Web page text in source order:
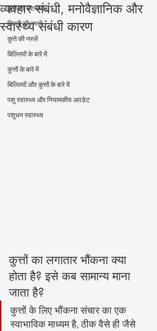
कुत्ते का स्वास्थ्य
बिल्ली की नस्लें
कुत्ते की नस्लें
बिल्लियों के बारे में
कुत्तों के बारे में
बिल्लियों और कुत्तों के बारे में
पशु स्वास्थ्य और नियामकीय अपडेट
पशुधन स्वास्थ्य
व्यवहार संबंधी, मनोवैज्ञानिक और
स्वास्थ्य संबंधी कारण
कुत्तों का लगातार भौंकना क्या
होता है? इसे कब सामान्य माना
जाता है?
कुत्तों के लिए भौंकना संचार का एक
स्वाभाविक माध्यम है, ठीक वैसे ही जैसे